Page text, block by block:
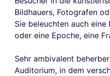
Bildhauers, Fotografen
Sie beleuchten auch
oder eine Epoche, eine
Sehr ambivalent
Auditorium, in dem